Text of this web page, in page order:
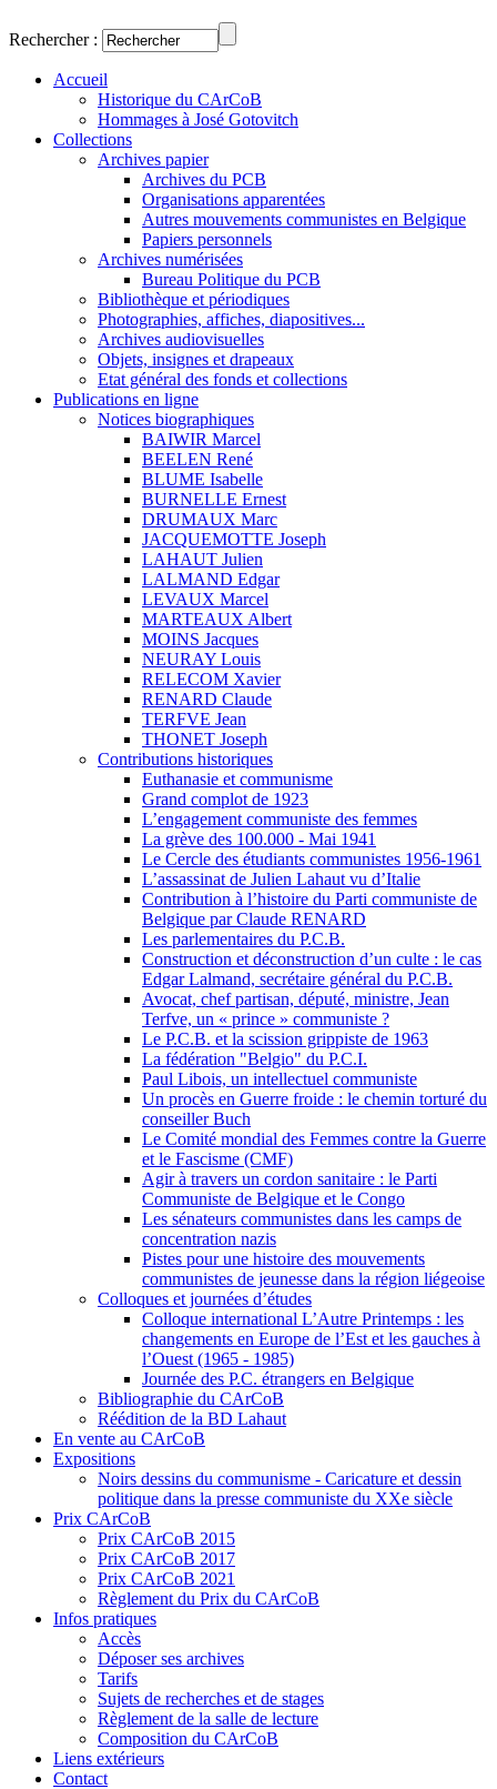
Rechercher :
Accueil
Historique du CArCoB
Hommages à José Gotovitch
Collections
Archives papier
Archives du PCB
Organisations apparentées
Autres mouvements communistes en Belgique
Papiers personnels
Archives numérisées
Bureau Politique du PCB
Bibliothèque et périodiques
Photographies, affiches, diapositives...
Archives audiovisuelles
Objets, insignes et drapeaux
Etat général des fonds et collections
Publications en ligne
Notices biographiques
BAIWIR Marcel
BEELEN René
BLUME Isabelle
BURNELLE Ernest
DRUMAUX Marc
JACQUEMOTTE Joseph
LAHAUT Julien
LALMAND Edgar
LEVAUX Marcel
MARTEAUX Albert
MOINS Jacques
NEURAY Louis
RELECOM Xavier
RENARD Claude
TERFVE Jean
THONET Joseph
Contributions historiques
Euthanasie et communisme
Grand complot de 1923
L’engagement communiste des femmes
La grève des 100.000 - Mai 1941
Le Cercle des étudiants communistes 1956-1961
L’assassinat de Julien Lahaut vu d’Italie
Contribution à l’histoire du Parti communiste de
Belgique par Claude RENARD
Les parlementaires du P.C.B.
Construction et déconstruction d’un culte : le cas
Edgar Lalmand, secrétaire général du P.C.B.
Avocat, chef partisan, député, ministre, Jean
Terfve, un « prince » communiste ?
Le P.C.B. et la scission grippiste de 1963
La fédération "Belgio" du P.C.I.
Paul Libois, un intellectuel communiste
Un procès en Guerre froide : le chemin torturé du
conseiller Buch
Le Comité mondial des Femmes contre la Guerre
et le Fascisme (CMF)
Agir à travers un cordon sanitaire : le Parti
Communiste de Belgique et le Congo
Les sénateurs communistes dans les camps de
concentration nazis
Pistes pour une histoire des mouvements
communistes de jeunesse dans la région liégeoise
Colloques et journées d’études
Colloque international L’Autre Printemps : les
changements en Europe de l’Est et les gauches à
l’Ouest (1965 - 1985)
Journée des P.C. étrangers en Belgique
Bibliographie du CArCoB
Réédition de la BD Lahaut
En vente au CArCoB
Expositions
Noirs dessins du communisme - Caricature et dessin
politique dans la presse communiste du XXe siècle
Prix CArCoB
Prix CArCoB 2015
Prix CArCoB 2017
Prix CArCoB 2021
Règlement du Prix du CArCoB
Infos pratiques
Accès
Déposer ses archives
Tarifs
Sujets de recherches et de stages
Règlement de la salle de lecture
Composition du CArCoB
Liens extérieurs
Contact